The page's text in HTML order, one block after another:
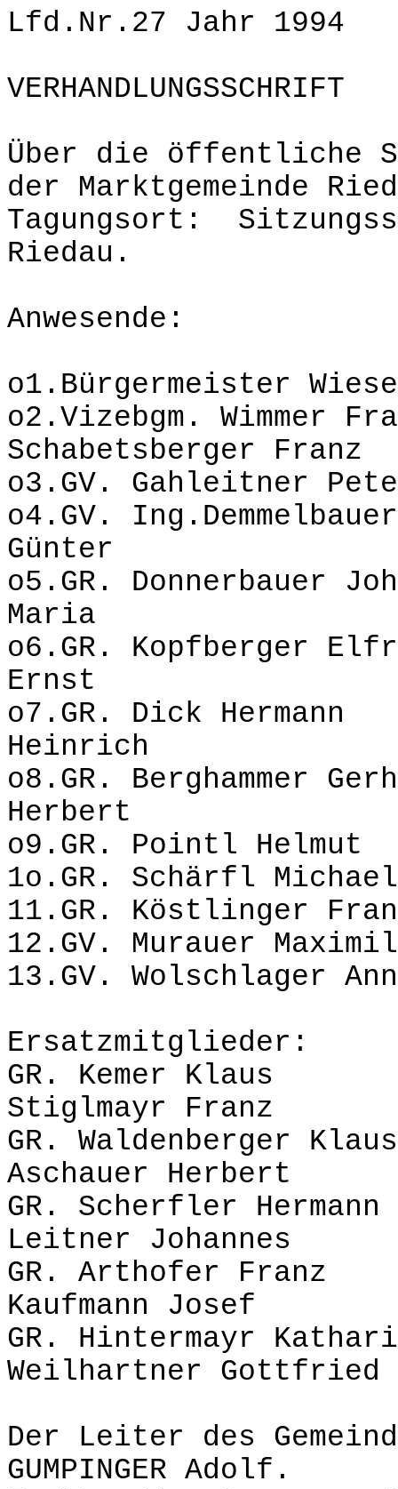
Lfd.Nr.27 Jahr 1994
VERHANDLUNGSSCHRIFT
Über die öffentliche
der Marktgemeinde
Tagungsort:
Riedau.
Anwesende:
o1.Bürgermeister
o2.Vizebgm. Wimmer
Schabetsberger Franz
o3.GV. Gahleitner
o4.GV.
Günter
o5.GR. Donnerbauer
Maria
o6.GR. Kopfberger
Ernst
o7.GR. Dick Hermann
Heinrich
o8.GR. Berghammer
Herbert
o9.GR. Pointl
1o.GR. Schärfl
11.GR. Köstlinger
12.GV. Murauer
13.GV. Wolschlager
Ersatzmitglieder:
GR. Kemer
Stiglmayr Franz
GR.
Aschauer Herbert
GR. Scherfler
Leitner Johannes
GR. Arthofer
Kaufmann Josef
GR. Hintermayr
Weilhartner Gottfried
Der Leiter des
GUMPINGER Adolf.